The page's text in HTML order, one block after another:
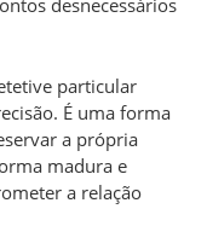
desnecessários
particular
É uma forma
a própria
madura e
a relação